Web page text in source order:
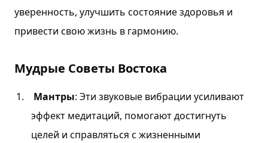
уверенность, улучшить состояние здоровья и
привести свою жизнь в гармонию.
Мудрые Советы Востока
Мантры: Эти звуковые вибрации усиливают
эффект медитаций, помогают достигнуть
целей и справляться с жизненными